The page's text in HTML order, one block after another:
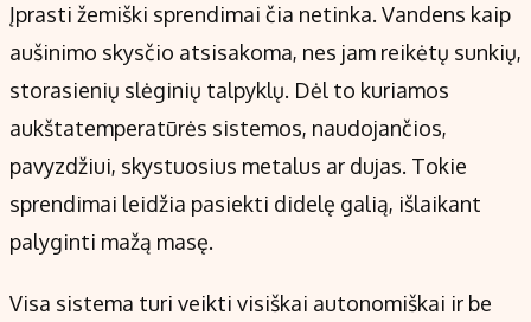
Įprasti žemiški sprendimai čia netinka. Vandens kaip
aušinimo skysčio atsisakoma, nes jam reikėtų sunkių,
storasienių slėginių talpyklų. Dėl to kuriamos
aukštatemperatūrės sistemos, naudojančios,
pavyzdžiui, skystuosius metalus ar dujas. Tokie
sprendimai leidžia pasiekti didelę galią, išlaikant
palyginti mažą masę.
Visa sistema turi veikti visiškai autonomiškai ir be